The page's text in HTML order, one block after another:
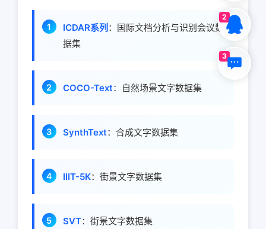
ICDAR系列 ：国际文档分析与识别会议数
据集
COCO-Text：自然场景文字数据集
SynthText：合成文字数据集
IIIT-5K：街景文字数据集
SVT：街景文字数据集
2
3